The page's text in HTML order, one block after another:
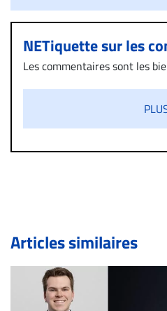
NETiquette sur les
Les commentaires sont les
diffamatoire. Si malgré cette
un commentaire publié sur le
immédiatement contact par
de validation, un droit de
Bien à vous,
La Rédaction de Droit-inc.com
Articles similaires